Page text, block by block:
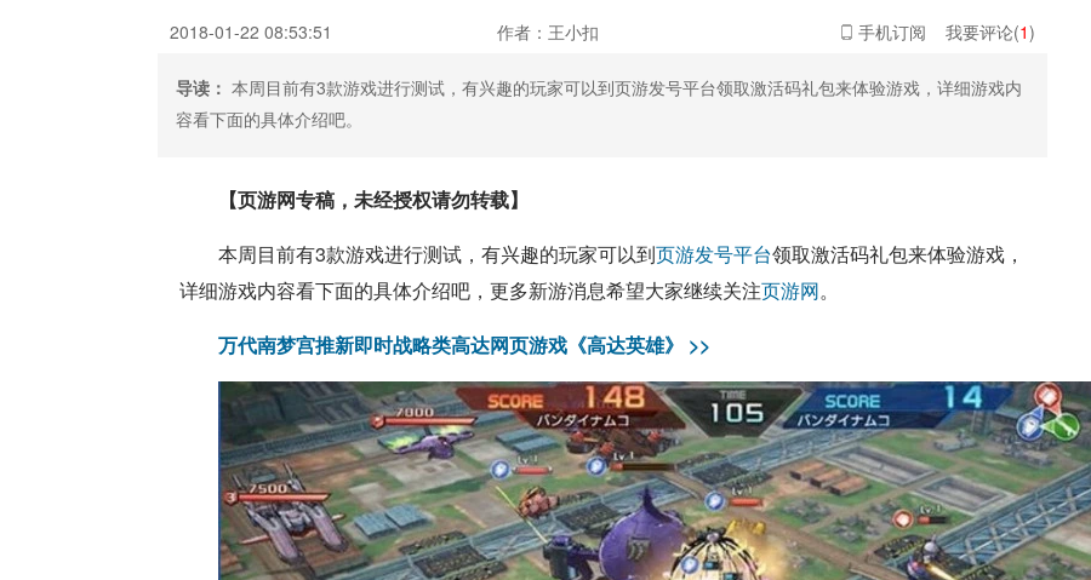
2018-01-22 08:53:51 作者：王小扣 手机订阅 我要评论(1)
导读： 本周目前有3款游戏进行测试，有兴趣的玩家可以到页游发号平台领取激活码礼包来体验游戏，详细游戏内
容看下面的具体介绍吧。
【页游网专稿，未经授权请勿转载】
本周目前有3款游戏进行测试，有兴趣的玩家可以到页游发号平台领取激活码礼包来体验游戏，
详细游戏内容看下面的具体介绍吧，更多新游消息希望大家继续关注页游网。
万代南梦宫推新即时战略类高达网页游戏《高达英雄》 >>